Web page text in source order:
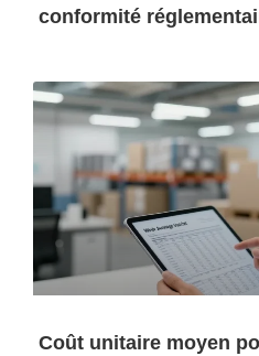
conformité
Coût unitaire moyen